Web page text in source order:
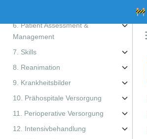
🚧
6. Patient Assessment &
Management
7. Skills
8. Reanimation
9. Krankheitsbilder
10. Prähospitale Versorgung
11. Perioperative Versorgung
12. Intensivbehandlung